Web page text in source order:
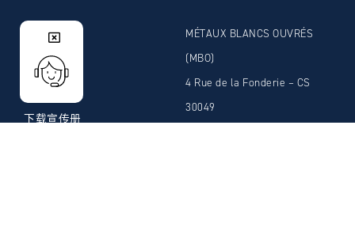
法律通知
隐私政策
下载宣传册
MÉTAUX BLANCS OUVRÉS
(MBO)
4 Rue de la Fonderie – CS
30049